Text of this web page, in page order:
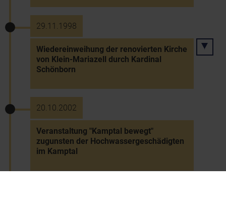
29.11.1998
Wiedereinweihung der renovierten Kirche
von Klein-Mariazell durch Kardinal
Schönborn
20.10.2002
Veranstaltung "Kamptal bewegt"
zugunsten der Hochwassergeschädigten
im Kamptal